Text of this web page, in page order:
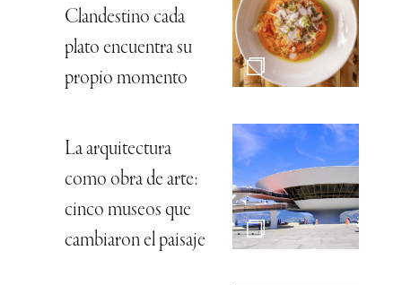
Clandestino cada
plato encuentra su
propio momento
La arquitectura
como obra de arte:
cinco museos que
cambiaron el paisaje